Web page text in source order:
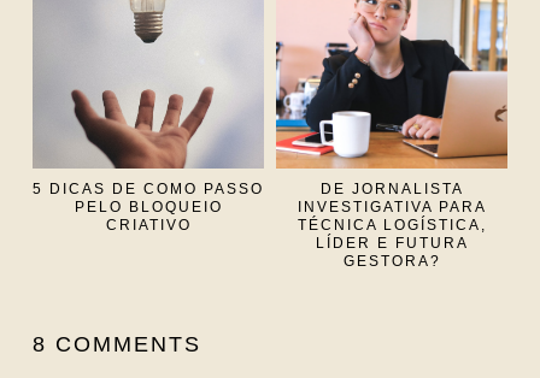
5 DICAS DE COMO PASSO
PELO BLOQUEIO
CRIATIVO
DE JORNALISTA
INVESTIGATIVA PARA
TÉCNICA LOGÍSTICA,
LÍDER E FUTURA
GESTORA?
8 COMMENTS